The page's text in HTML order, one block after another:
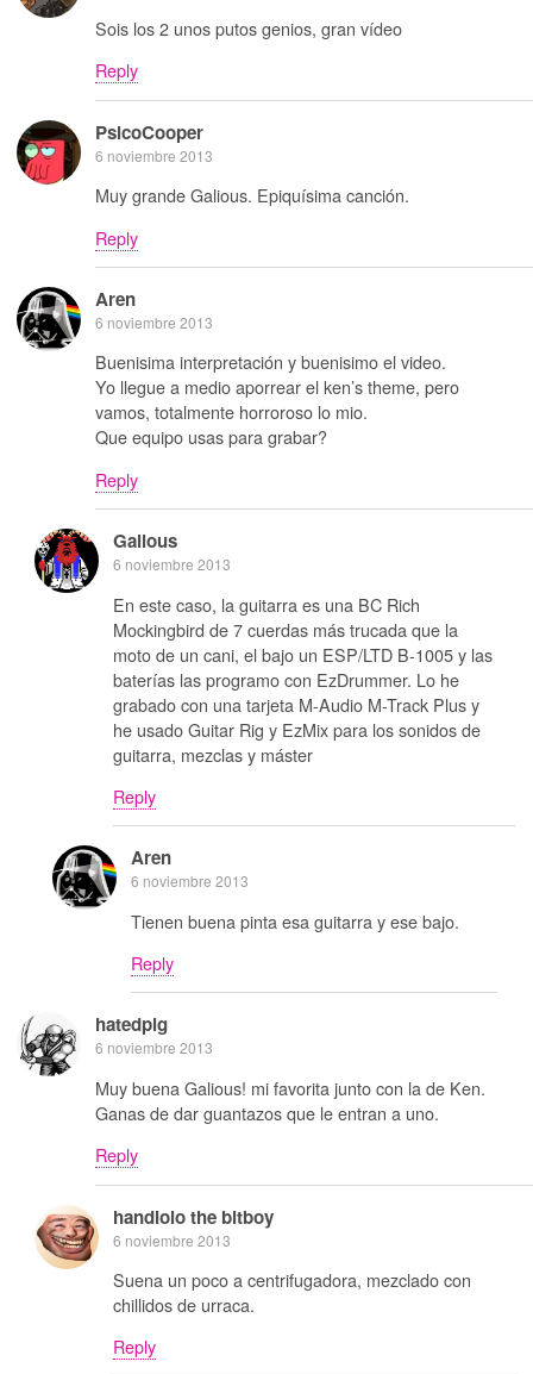
Sois los 2 unos putos genios, gran vídeo
Reply
PsicoCooper
6 noviembre 2013
Muy grande Galious. Epiquísima canción.
Reply
Aren
6 noviembre 2013
Buenisima interpretación y buenisimo el video.
Yo llegue a medio aporrear el ken’s theme, pero
vamos, totalmente horroroso lo mio.
Que equipo usas para grabar?
Reply
Galious
6 noviembre 2013
En este caso, la guitarra es una BC Rich
Mockingbird de 7 cuerdas más trucada que la
moto de un cani, el bajo un ESP/LTD B-1005 y las
baterías las programo con EzDrummer. Lo he
grabado con una tarjeta M-Audio M-Track Plus y
he usado Guitar Rig y EzMix para los sonidos de
guitarra, mezclas y máster
Reply
Aren
6 noviembre 2013
Tienen buena pinta esa guitarra y ese bajo.
Reply
hatedpig
6 noviembre 2013
Muy buena Galious! mi favorita junto con la de Ken.
Ganas de dar guantazos que le entran a uno.
Reply
handlolo the bitboy
6 noviembre 2013
Suena un poco a centrifugadora, mezclado con
chillidos de urraca.
Reply